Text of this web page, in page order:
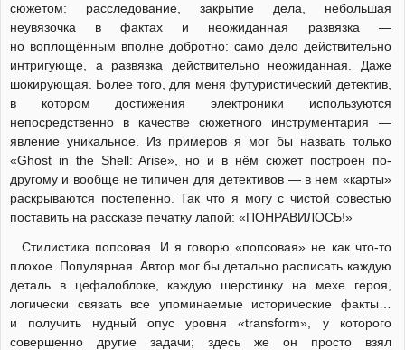
сюжетом: расследование, закрытие дела, небольшая
неувязочка в фактах и неожиданная развязка —
но воплощённым вполне добротно: само дело действительно
интригующе, а развязка действительно неожиданная. Даже
шокирующая. Более того, для меня футуристический детектив,
в котором достижения электроники используются
непосредственно в качестве сюжетного инструментария —
явление уникальное. Из примеров я мог бы назвать только
«Ghost in the Shell: Arise», но и в нём сюжет построен по-
другому и вообще не типичен для детективов — в нем «карты»
раскрываются постепенно. Так что я могу с чистой совестью
поставить на рассказе печатку лапой: «ПОНРАВИЛОСЬ!»
Стилистика попсовая. И я говорю «попсовая» не как что-то
плохое. Популярная. Автор мог бы детально расписать каждую
деталь в цефалоблоке, каждую шерстинку на мехе героя,
логически связать все упоминаемые исторические факты…
и получить нудный опус уровня «transform», у которого
совершенно другие задачи; здесь же он просто взял